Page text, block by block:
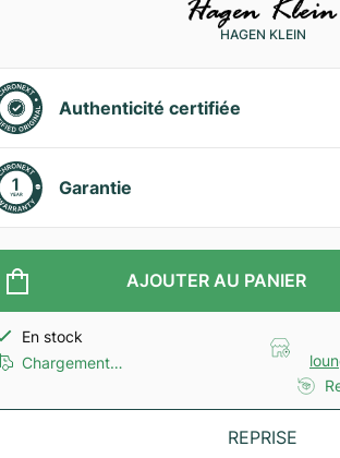
HAGEN KLEIN
Authenticité certifiée
Garantie
AJOUTER AU PANIER
En stock
Chargement…
REPRISE